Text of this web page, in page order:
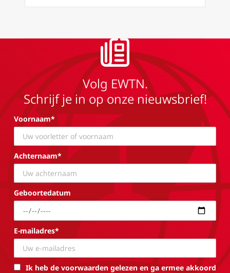
Volg EWTN.
Schrijf je in op onze nieuwsbrief!
Voornaam*
Achternaam*
Geboortedatum
E-mailadres*
Ik heb de voorwaarden gelezen en ga ermee akkoord